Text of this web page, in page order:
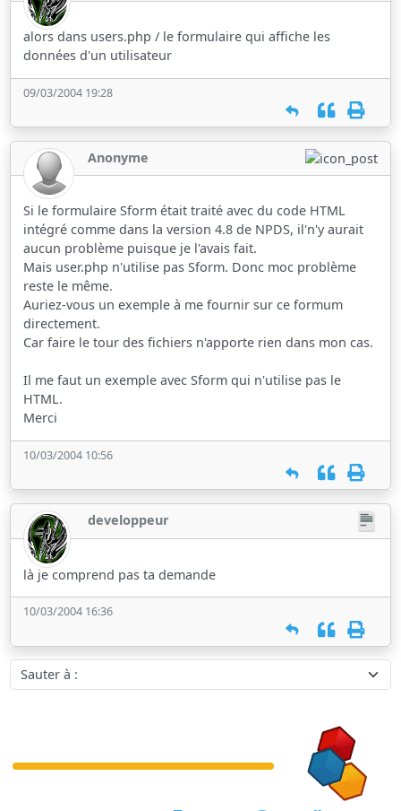
alors dans users.php / le formulaire qui affiche les
données d'un utilisateur
09/03/2004 19:28
Anonyme
Si le formulaire Sform était traité avec du code HTML
intégré comme dans la version 4.8 de NPDS, il'n'y aurait
aucun problème puisque je l'avais fait.
Mais user.php n'utilise pas Sform. Donc moc problème
reste le même.
Auriez-vous un exemple à me fournir sur ce formum
directement.
Car faire le tour des fichiers n'apporte rien dans mon cas.
Il me faut un exemple avec Sform qui n'utilise pas le
HTML.
Merci
10/03/2004 10:56
developpeur
là je comprend pas ta demande
10/03/2004 16:36
Sauter à :